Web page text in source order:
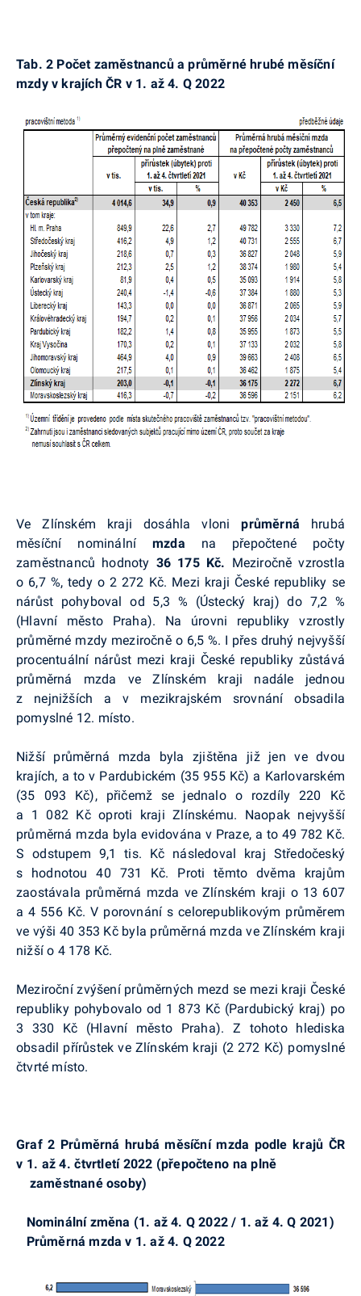
Tab. 2 Počet zaměstnanců a průměrné hrubé měsíční
mzdy v krajích ČR v 1. až 4. Q 2022
Ve Zlínském kraji dosáhla vloniprůměrná hrubá
měsíční nominálnímzda na přepočtené počty
zaměstnanců hodnoty 36 175 Kč. Meziročně vzrostla
o 6,7 %, tedy o 2 272 Kč. Mezi kraji České republiky se
nárůst pohyboval od 5,3 % (Ústecký kraj) do 7,2 %
(Hlavní město Praha). Na úrovni republiky
vzrostly
průměrné mzdy meziročně o 6,5 %. I přes druhý nejvyšší
procentuální nárůst mezi kraji České republiky zůstává
průměrná mzda ve Zlínském kraji nadále jednou
z nejnižších a v mezikrajském srovnání obsadila
pomyslné 12. místo.
Nižší průměrná mzda byla zjištěna již jen ve dvou
krajích, a to v Pardubickém (35 955 Kč) a Karlovarském
(35 093 Kč), přičemž se jednalo o rozdíly 220 Kč
a 1 082 Kč oproti kraji Zlínskému. Naopak nejvyšší
průměrná mzda byla evidována v Praze, a to 49 782 Kč.
S odstupem 9,1 tis. Kč následoval kraj Středočeský
s hodnotou 40 731 Kč. Proti těmto dvěma krajům
zaostávala průměrná mzda ve Zlínském kraji o 13 607
a 4 556 Kč. V porovnání s celorepublikovým průměrem
ve výši 40 353 Kč byla průměrná mzda ve Zlínském kraji
nižší o 4 178 Kč.
Meziroční zvýšení průměrných mezd se mezi kraji České
republiky pohybovalo od 1 873 Kč (Pardubický kraj) po
3 330 Kč (Hlavní město Praha). Z tohoto hlediska
obsadil přírůstek ve Zlínském kraji (2 272 Kč) pomyslné
čtvrté místo.
Graf 2 Průměrná hrubá měsíční mzda podle krajů ČR
v 1. až 4. čtvrtletí 2022 (přepočteno na plně
zaměstnané osoby)
Nominální změna (1. až 4. Q 2022 / 1. až 4. Q 2021)
Průměrná mzda v 1. až 4. Q 2022